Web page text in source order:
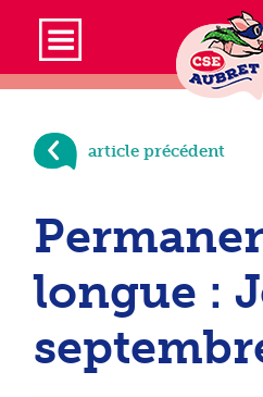
article précédent
longue :